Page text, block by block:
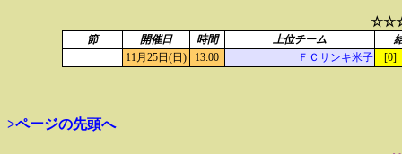
節 開催日 時間 上位チーム
11月25日(日)
13:00 ＦＣサンキ米子 [0]
>ページの先頭へ